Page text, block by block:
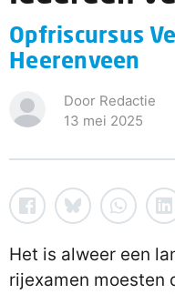
Opfriscursus
Heerenveen
Door Redactie
13 mei 2025
Het is alweer een
rijexamen moesten